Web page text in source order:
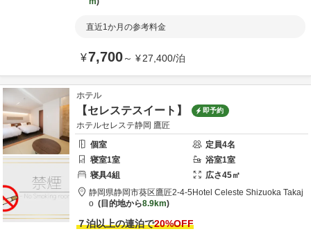
直近1か月の参考料金
¥7,700～ ¥27,400/泊
ホテル
【セレステスイート】 即予約
ホテルセレステ静岡 鷹匠
個室
定員4名
寝室1室 浴室1室
寝具4組 広さ45㎡
静岡県静岡市葵区鷹匠2-4-5 Hotel Celeste Shizuoka Takaj
o
目的地から8.9km
７泊以上の連泊で20%OFF